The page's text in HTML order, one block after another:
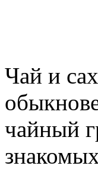
Чай и
чайный